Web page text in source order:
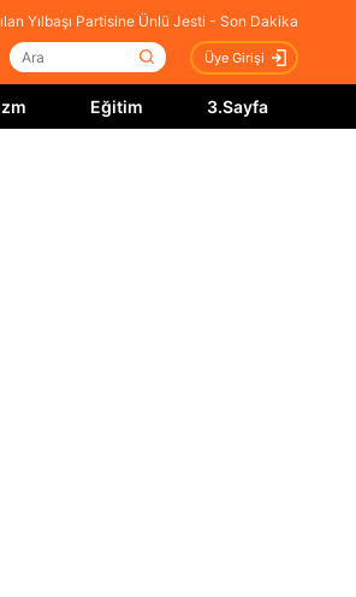
Yılbaşı Partisine Ünlü Jesti - Son Dakika
Üye Girişi
Eğitim 3.Sayfa